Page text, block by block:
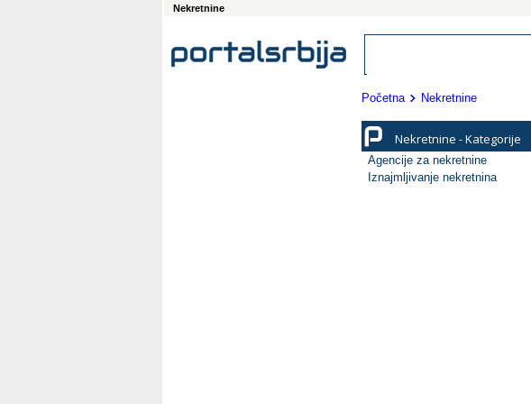
Nekretnine
Početna Nekretnine
Nekretnine - Kategorije
Agencije za nekretnine
Iznajmljivanje nekretnina